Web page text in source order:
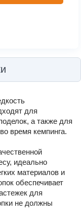
для
а также для
время кемпинга.
идеально
материалов и
обеспечивает
для
не должны